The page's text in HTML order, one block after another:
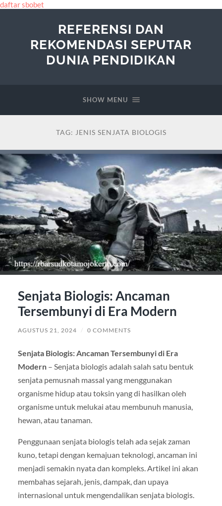
daftar sbobet
REFERENSI DAN
REKOMENDASI SEPUTAR
DUNIA PENDIDIKAN
SHOW MENU
TAG: JENIS SENJATA BIOLOGIS
Senjata Biologis: Ancaman
Tersembunyi di Era Modern
AGUSTUS 21, 2024 / 0 COMMENTS
Senjata Biologis: Ancaman Tersembunyi di Era
Modern– Senjata biologis adalah salah satu bentuk
senjata pemusnah massal yang menggunakan
organisme hidup atau toksin yang di hasilkan oleh
organisme untuk melukai atau membunuh manusia,
hewan, atau tanaman.
Penggunaan senjata biologis telah ada sejak zaman
kuno, tetapi dengan kemajuan teknologi, ancaman ini
menjadi semakin nyata dan kompleks. Artikel ini akan
membahas sejarah, jenis, dampak, dan upaya
internasional untuk mengendalikan senjata biologis.